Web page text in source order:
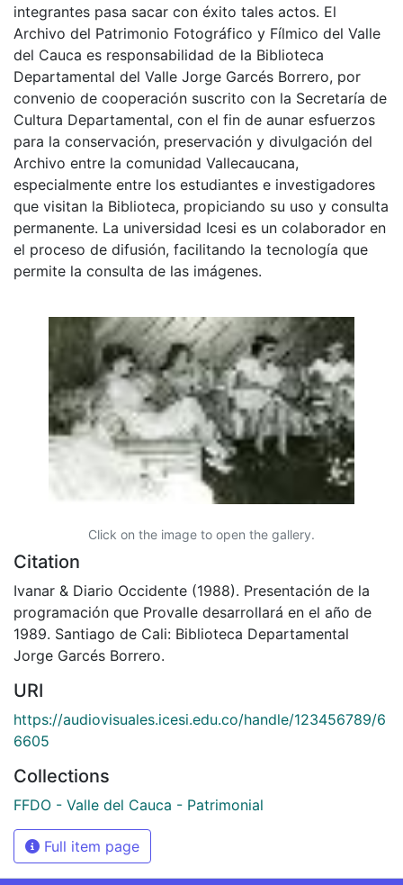
integrantes pasa sacar con éxito tales actos. El
Archivo del Patrimonio Fotográfico y Fílmico del Valle
del Cauca es responsabilidad de la Biblioteca
Departamental del Valle Jorge Garcés Borrero, por
convenio de cooperación suscrito con la Secretaría de
Cultura Departamental, con el fin de aunar esfuerzos
para la conservación, preservación y divulgación del
Archivo entre la comunidad Vallecaucana,
especialmente entre los estudiantes e investigadores
que visitan la Biblioteca, propiciando su uso y consulta
permanente. La universidad Icesi es un colaborador en
el proceso de difusión, facilitando la tecnología que
permite la consulta de las imágenes.
Click on the image to open the gallery.
Citation
Ivanar & Diario Occidente (1988). Presentación de la
programación que Provalle desarrollará en el año de
1989. Santiago de Cali: Biblioteca Departamental
Jorge Garcés Borrero.
URI
https://audiovisuales.icesi.edu.co/handle/123456789/6
6605
Collections
FFDO - Valle del Cauca - Patrimonial
Full item page